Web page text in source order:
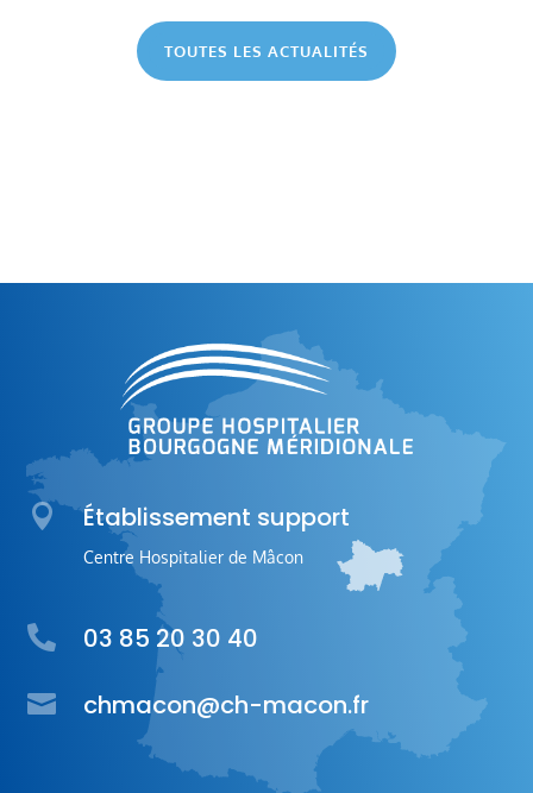
TOUTES LES ACTUALITÉS
 Établissement support
Centre Hospitalier de Mâcon
 03 85 20 30 40
 chmacon@ch-macon.fr